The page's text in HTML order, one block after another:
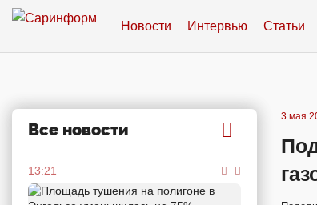
Новости Интервью Статьи
Все новости
13:21
3 мая